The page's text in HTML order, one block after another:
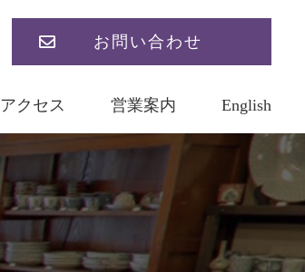
お問い合わせ
アクセス 営業案内 English